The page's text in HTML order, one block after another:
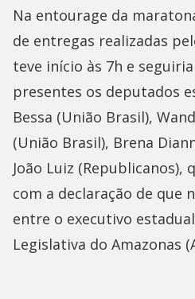
Na entourage da
de entregas realizadas
teve início às 7h e
presentes os deputados
Bessa (União Brasil),
(União Brasil), Brena
João Luiz
com a declaração de que
entre o executivo
Legislativa do Amazonas